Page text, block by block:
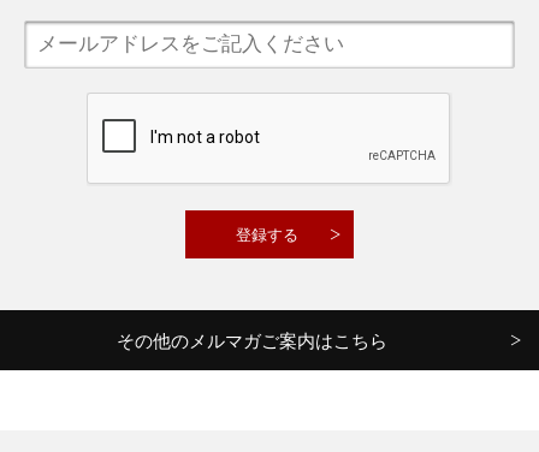
その他のメルマガご案内はこちら